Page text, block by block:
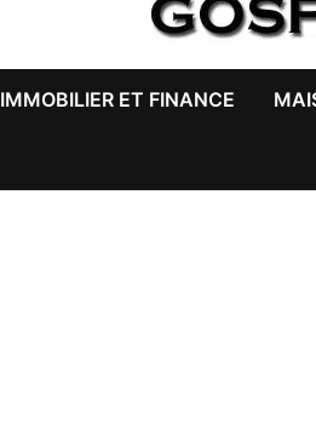
IMMOBILIER ET FINANCE